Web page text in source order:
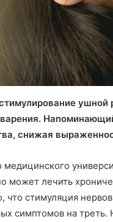
снижая
может лечить
что стимуляция
симптомов на